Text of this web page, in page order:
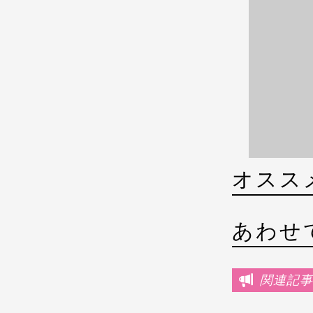
オスス
あわせ
関連記事